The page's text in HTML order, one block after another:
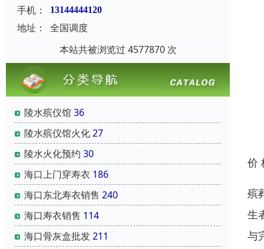
手机：
13144444120
地址：
全国调度
本站共被浏览过 4577870 次
陵水殡仪馆36
陵水殡仪馆火化27
陵水火化预约 30
海口上门穿寿衣 186
海口东北寿衣销售 240
海口寿衣销售 114
海口骨灰盒批发211
价
殡
生
与